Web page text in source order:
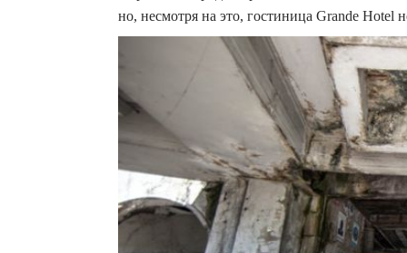
но, несмотря на это, гостиница Grande Hotel